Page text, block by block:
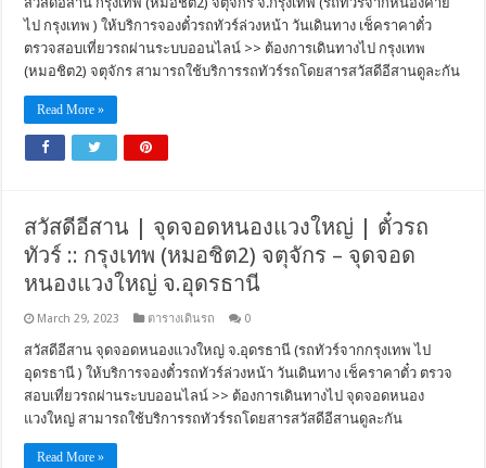
ไป กรุงเทพ ) ให้บริการจองตั๋วรถทัวร์ล่วงหน้า วันเดินทาง เช็คราคาตั๋ว
ตรวจสอบเที่ยวรถผ่านระบบออนไลน์ >> ต้องการเดินทางไป กรุงเทพ
(หมอชิต2) จตุจักร สามารถใช้บริการรถทัวร์รถโดยสารสวัสดีอีสานดูละกัน
Read More »
สวัสดีอีสาน | จุดจอดหนองแวงใหญ่ | ตั๋วรถ
ทัวร์ :: กรุงเทพ (หมอชิต2) จตุจักร – จุดจอด
หนองแวงใหญ่ จ.อุดรธานี
March 29, 2023 ตารางเดินรถ 0
สวัสดีอีสาน จุดจอดหนองแวงใหญ่ จ.อุดรธานี (รถทัวร์จากกรุงเทพ ไป
อุดรธานี ) ให้บริการจองตั๋วรถทัวร์ล่วงหน้า วันเดินทาง เช็คราคาตั๋ว ตรวจ
สอบเที่ยวรถผ่านระบบออนไลน์ >> ต้องการเดินทางไป จุดจอดหนอง
แวงใหญ่ สามารถใช้บริการรถทัวร์รถโดยสารสวัสดีอีสานดูละกัน
Read More »